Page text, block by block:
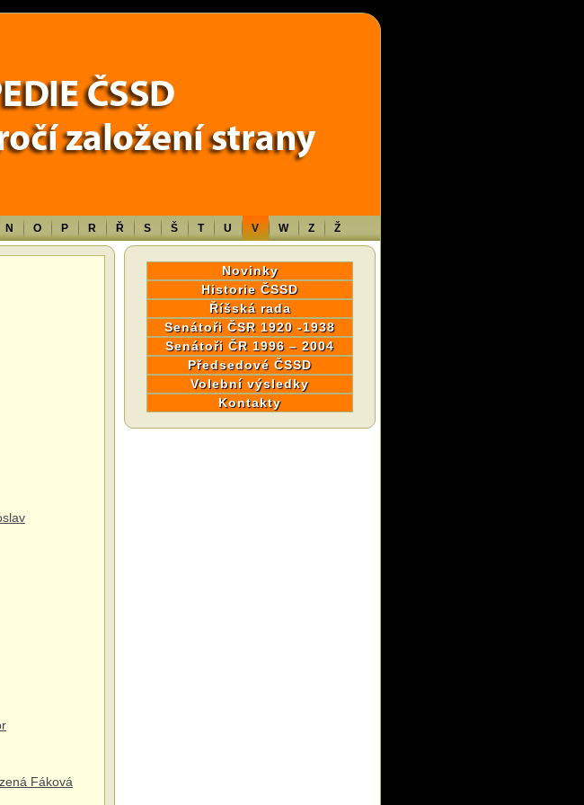
17010/historiecssd_cz/www/wp-content/themes/sablona/functions.php
N O P R Ř S Š T U V W Z Ž
Fáková
Novinky
Historie ČSSD
Říšská rada
Senátoři ČSR 1920 -1938
Senátoři ČR 1996 – 2004
Předsedové ČSSD
Volební výsledky
Kontakty